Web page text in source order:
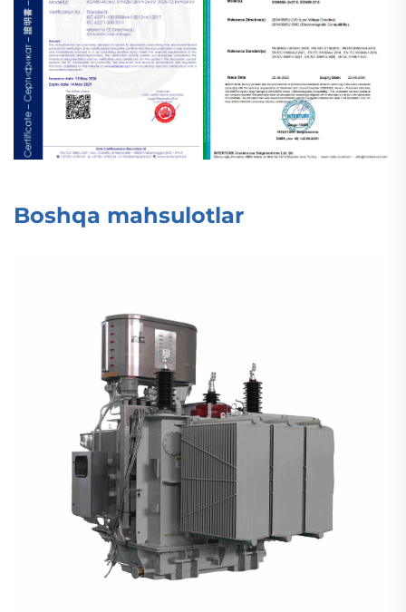
Boshqa mahsulotlar